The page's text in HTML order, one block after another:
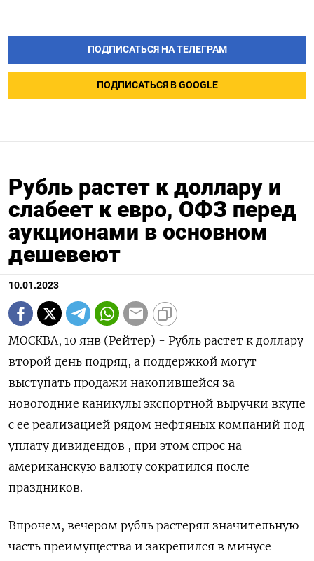
ПОДПИСАТЬСЯ НА ТЕЛЕГРАМ
ПОДПИСАТЬСЯ В GOOGLE
Рубль растет к доллару и
слабеет к евро, ОФЗ перед
аукционами в основном
дешевеют
10.01.2023
МОСКВА, 10 янв (Рейтер) - Рубль растет к доллару
второй день подряд, а поддержкой могут
выступать продажи накопившейся за
новогодние каникулы экспортной выручки вкупе
с ее реализацией рядом нефтяных компаний под
уплату дивидендов , при этом спрос на
американскую валюту сократился после
праздников.
Впрочем, вечером рубль растерял значительную
часть преимущества и закрепился в минусе